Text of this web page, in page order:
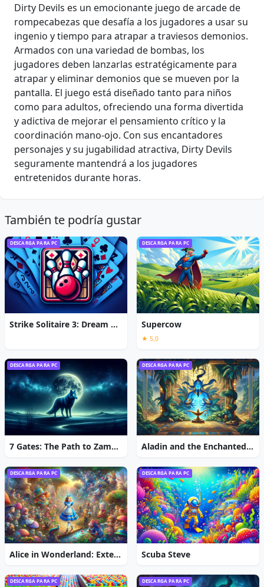
Dirty Devils es un emocionante juego de arcade de
rompecabezas que desafía a los jugadores a usar su
ingenio y tiempo para atrapar a traviesos demonios.
Armados con una variedad de bombas, los
jugadores deben lanzarlas estratégicamente para
atrapar y eliminar demonios que se mueven por la
pantalla. El juego está diseñado tanto para niños
como para adultos, ofreciendo una forma divertida
y adictiva de mejorar el pensamiento crítico y la
coordinación mano-ojo. Con sus encantadores
personajes y su jugabilidad atractiva, Dirty Devils
seguramente mantendrá a los jugadores
entretenidos durante horas.
También te podría gustar
DESCARGA PARA PC
Strike Solitaire 3: Dream Resort
DESCARGA PARA PC
Supercow
★ 5,0
DESCARGA PARA PC
7 Gates: The Path to Zamolxes
DESCARGA PARA PC
Aladin and the Enchanted Lamp: Extended Edition
DESCARGA PARA PC
Alice in Wonderland: Extended Edition
DESCARGA PARA PC
Scuba Steve
DESCARGA PARA PC DESCARGA PARA PC